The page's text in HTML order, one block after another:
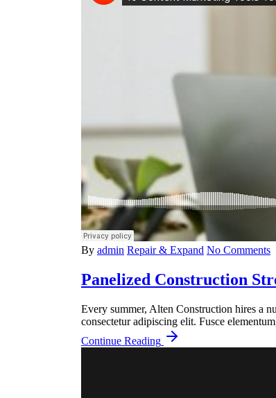
By admin Repair & Expand No Comments
Panelized Construction
Every summer, Alten Construction hires a
consectetur adipiscing elit. Fusce
Continue Reading